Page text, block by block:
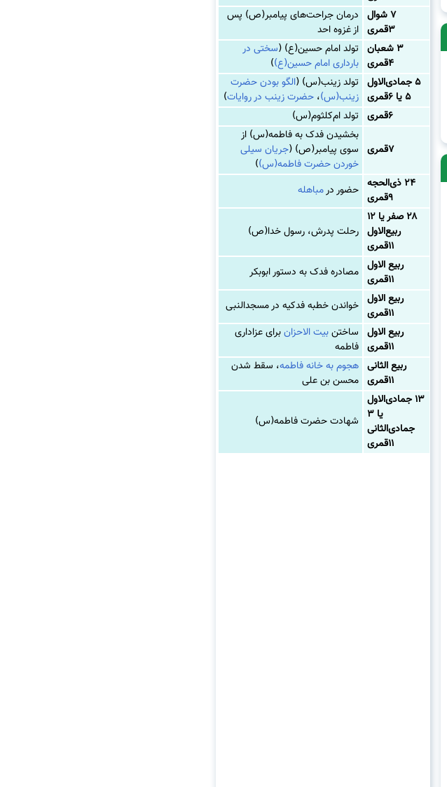
۷ شوال
۳قمری
درمان جراحت‌های پیامبر(ص) پس
ازغزوه احد
۳ شعبان
۴قمری
تولد امام حسین(ع) (سختی در
بارداری امام حسین(ع))
۵ جمادی‌الاول
۵ یا ۶قمری
تولد زینب(س) (الگو بودن حضرت
زینب(س)، حضرت زینب در روایات)
۶قمری
تولد ام‌کلثوم(س)
۷قمری
بخشیدن فدک به فاطمه(س) از
سوی پیامبر(ص) (جریان سیلی
خوردن حضرت فاطمه(س))
۲۴ ذی‌الحجه
۹قمری
حضور درمباهله
۲۸ صفر یا ۱۲
ربیع‌الاول
۱۱قمری
رحلت پدرش، رسول خدا(ص)
ربیع الاول
۱۱قمری
مصادره فدک به دستور ابوبکر
ربیع الاول
۱۱قمری
خواندن خطبه فدکیه در مسجدالنبی
ربیع الاول
۱۱قمری
ساختنبیت الاحزانبرای عزاداری
فاطمه
ربیع الثانی
۱۱قمری
هجوم به خانه فاطمه، سقط شدن
محسن بن علی
۱۳ جمادی‌الاول
یا ۳
جمادی‌الثانی
۱۱قمری
شهادت حضرت فاطمه(س)